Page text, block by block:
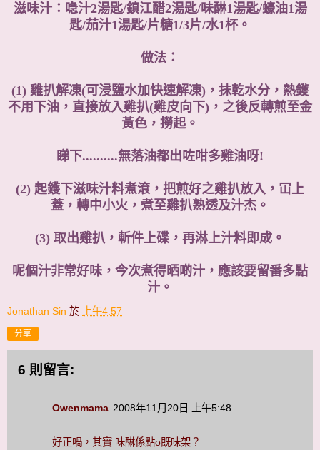
滋味汁：喼汁2湯匙/鎮江醋2湯匙/味醂1湯匙/蠔油1湯
匙/茄汁1湯匙/片糖1/3片/水1杯。
做法：
(1) 雞扒解凍(可浸鹽水加快速解凍)，抺亁水分，熱鑊
不用下油，直接放入雞扒(雞皮向下)，之後反轉煎至金
黃色，撈起。
睇下..........無落油都出咗咁多雞油呀!
(2) 起鑊下滋味汁料煮滾，把煎好之雞扒放入，冚上
蓋，轉中小火，煮至雞扒熟透及汁杰。
(3) 取出雞扒，斬件上碟，再淋上汁料即成。
呢個汁非常好味，今次煮得晒啲汁，應該要留番多點
汁。
Jonathan Sin 於 上午4:57
分享
6 則留言:
Owenmama 2008年11月20日 上午5:48
好正喎，其實 味醂係點o既味架？